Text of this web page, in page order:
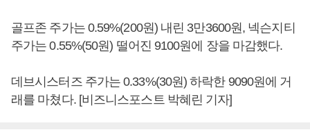
골프존 주가는 0.59%(200원) 내린 3만3600원, 넥슨지티
주가는 0.55%(50원) 떨어진 9100원에 장을 마감했다.
데브시스터즈 주가는 0.33%(30원) 하락한 9090원에 거
래를 마쳤다. [비즈니스포스트 박혜린 기자]